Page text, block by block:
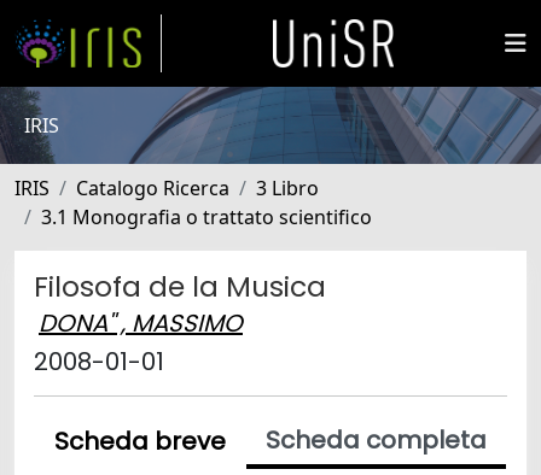
IRIS
IRIS Catalogo Ricerca
3 Libro
3.1 Monografia o trattato scientifico
Filosofa de la Musica
DONA'' , MASSIMO
2008-01-01
Scheda breve
Scheda completa